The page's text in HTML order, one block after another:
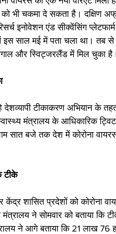
को भी चकमा दे सकता है। दक्षिण
इनोवेशन एंड सीक्वेंसिंग प्लेटफार्म
इस साल मई में पता चला था।
और स्विट्जरलैंड में मिल चुका है।
देशव्यापी टीकाकरण अभियान के
मंत्रालय के आधिकारिक
सात बजे तक देश में कोरोना
टीके
केंद्र शासित प्रदेशों को कोरोना
ने सोमवार को बताया कि
ने आगे बताया कि 21 लाख 76